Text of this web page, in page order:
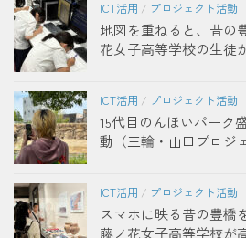
ICT活用 / プロジェクト活動
地図を重ねると、昔の
花女子高等学校の生徒
ICT活用 / プロジェクト活動
15代目のんほいパーク
動（三輪・山口プロジ
ICT活用 / プロジェクト活動
スマホに映る昔の豊橋
藤ノ花女子高等学校が